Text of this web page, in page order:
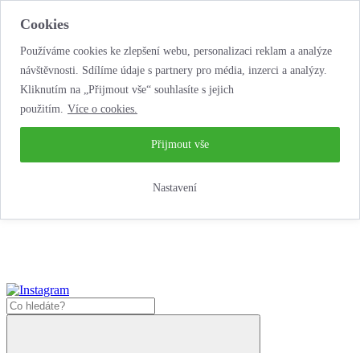
Cookies
Používáme cookies ke zlepšení webu, personalizaci reklam a analýze
návštěvnosti. Sdílíme údaje s partnery pro média, inzerci a analýzy.
Kliknutím na „Přijmout vše“ souhlasíte s jejich
použitím. Více o cookies.
Nastavení
Přijmout vše
…neobyčejná půjčovna motorek!